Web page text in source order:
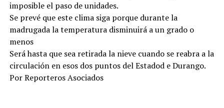
imposible el paso de unidades.
Se prevé que este clima siga porque durante la
madrugada la temperatura disminuirá a un grado o
menos
Será hasta que sea retirada la nieve cuando se reabra a la
circulación en esos dos puntos del Estadod e Durango.
Por Reporteros Asociados